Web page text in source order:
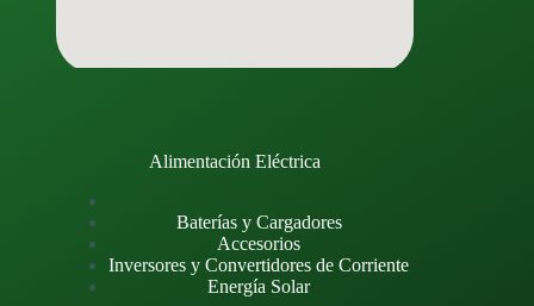
Alimentación Eléctrica
Baterías y Cargadores
Accesorios
Inversores y Convertidores de Corriente
Energía Solar